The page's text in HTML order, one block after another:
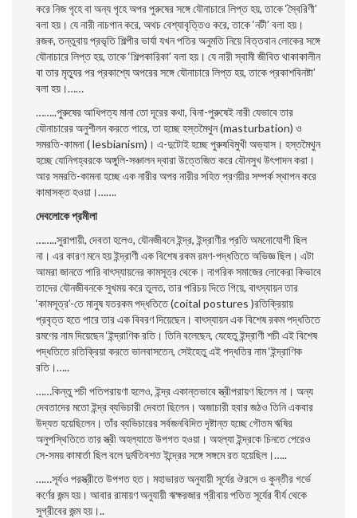
করে নিজ গৃহে বা অন্য গৃহে অপর পুরুষের সঙ্গে যৌনাচারে লিপ্ত হয়, তাকে ‘স্বৈরিণী’
বলা হয়। যে নারী নাচগান করে, অথচ বেশ্যাবৃত্তিও করে, তাকে ‘নটী’ বলা হয়।
রজক, তন্তুবায় প্রভৃতি শিল্পীর ভার্যা যখন পতির অনুমতি নিয়ে বিত্তবান লােকের সঙ্গে
যৌনাচারে লিপ্ত হয়, তাকে ‘শিল্পকারিকা’ বলা হয়। যে নারী স্বামী জীবিত থাকাকালীন
বা তার মৃত্যুর পর প্রকাশ্যে অপরের সঙ্গে যৌনাচারে লিপ্ত হয়, তাকে প্রকাশবিনষ্টা’
বলা হয়।……
……..পুরুষের আধিপত্য মানা তাে দূরের কথা, বিনা-পুরুষেই নারী যেভাবে তার
যৌনাচারের অনুশীলন করতে পারে, তা হচ্ছে হস্তমৈথুন (masturbation) ও
সমরতি-কামনা ( lesbianism)। এ-দুটোই হচ্ছে পুরুষবিমুখী অভ্যাস। হস্তমৈথুন
হচ্ছে যােনিগহ্বরকে অঙ্গুলি-সঞ্চালন দ্বারা উত্তেজিত করে যৌনসুখ উৎপাদন করা।
আর সমরতি-কামনা হচ্ছে এক নারীর অপর নারীর সহিত প্রণয়ীর সম্পর্ক স্থাপন করে
কামাসক্ত হওয়া।…….
দেবলােকে প্রমীলা
……..সুরাপায়ী, দেবতা হলেও, যৌনজীবনে ইন্দ্র, ইন্দ্রাণীর প্রতি অমনােযােগী ছিল
না। এর কারণ মনে হয় ইন্দ্রাণী এক বিশেষ রকম রমণ-পদ্ধতিতে অভিজ্ঞ ছিল। এটা
আমরা জানতে পারি বাৎস্যায়নের কামসূত্র থেকে। নাগরিক সমাজের লােকেরা কিভাবে
তাদের যৌনজীবনকে সুখময় করে তুলত, তার পরিচয় দিতে গিয়ে, বাৎস্যায়ন তার
‘কামসূত্র’-তে মানুষ যতরকম পদ্ধতিতে (coital postures )রতিক্রিয়ায়
প্রবৃত্ত হতে পারে তার এক বিবরণ দিয়েছেন। বাৎস্যায়ন এক বিশেষ রকম পদ্ধতিতে
রমণের নাম দিয়েছেন ‘ইন্দ্রাণিক রতি। তিনি বলেছেন, যেহেতু ইন্দ্রাণী শচী এই বিশেষ
পদ্ধতিতে রতিক্রিয়া করতে ভালবাসতেন, সেইহেতু এই পদ্ধতির নাম ‘ইন্দ্রাণিক
রতি।…..
……কিন্তু শচী পতিপরায়ণা হলেও, ইন্দ্র একান্তভাবে স্ত্রীপরায়ণ ছিলেন না। অন্য
দেবতাদের মতাে ইন্দ্র ব্যভিচারী দেবতা ছিলেন। অজাচারী হবার জঠও তিনি একবার
উদ্যত হয়েছিলেন। তাঁর ব্যভিচারের সর্বজনবিদিত দৃষ্টান্ত হচ্ছে গৌতম ঋষির
অনুপস্থিতিতে তার স্ত্রী অহল্যাতে উপগত হওয়া। অহল্যা ইন্দ্রকে চিনতে পেরেও
সে-সময় কামার্তা ছিল বলে দুর্মতিবশত ইন্দ্রের সঙ্গে সঙ্গমে রত হয়েছিল।…..
……সূর্যও পরস্ত্রীতে উপগত হত। মহাভারত অনুযায়ী সূর্যের ঔরসে ও কুন্তীর গর্ভে
কর্ণের জন্ম হয়। আবার রামায়ণ অনুযায়ী ঋক্ষরজার গ্রীবায় পতিত সূর্যের বীর্য থেকে
সুগ্রীবের জন্ম হয়।..